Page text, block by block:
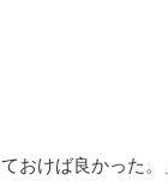
おけば良かった。